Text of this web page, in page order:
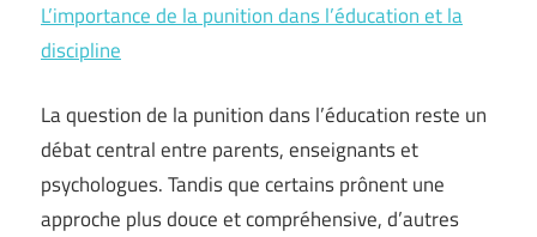
L’importance de la punition dans l’éducation et la
discipline
La question de la punition dans l’éducation reste un
débat central entre parents, enseignants et
psychologues. Tandis que certains prônent une
approche plus douce et compréhensive, d’autres